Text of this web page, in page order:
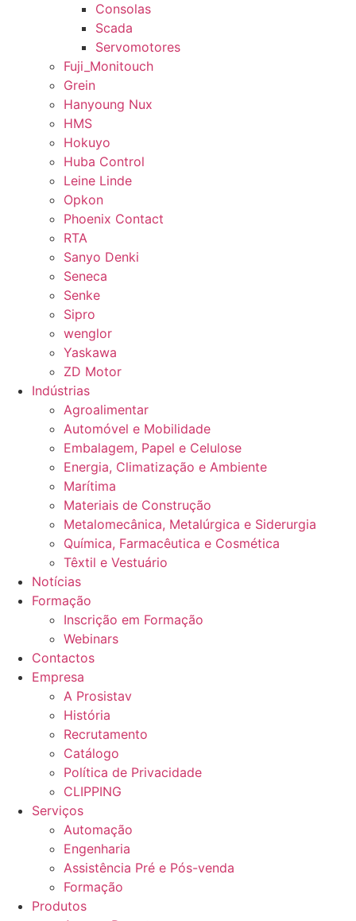
Consolas
Scada
Servomotores
Fuji_Monitouch
Grein
Hanyoung Nux
HMS
Hokuyo
Huba Control
Leine Linde
Opkon
Phoenix Contact
RTA
Sanyo Denki
Seneca
Senke
Sipro
wenglor
Yaskawa
ZD Motor
Indústrias
Agroalimentar
Automóvel e Mobilidade
Embalagem, Papel e Celulose
Energia, Climatização e Ambiente
Marítima
Materiais de Construção
Metalomecânica, Metalúrgica e Siderurgia
Química, Farmacêutica e Cosmética
Têxtil e Vestuário
Notícias
Formação
Inscrição em Formação
Webinars
Contactos
Empresa
A Prosistav
História
Recrutamento
Catálogo
Política de Privacidade
CLIPPING
Serviços
Automação
Engenharia
Assistência Pré e Pós-venda
Formação
Produtos